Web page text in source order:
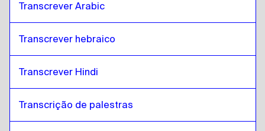
Transcrever Arabic
Transcrever hebraico
Transcrever Hindi
Transcrição de palestras